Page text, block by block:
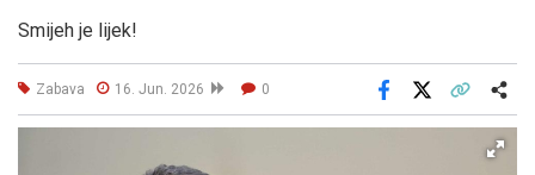
Smijeh je lijek!
Zabava 16. Jun. 2026 0
Facebook